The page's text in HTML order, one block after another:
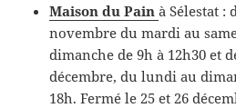
Maison du Pain à Sélestat :
novembre du mardi au
dimanche de 9h à 12h30 et
décembre, du lundi au
18h. Fermé le 25 et 26